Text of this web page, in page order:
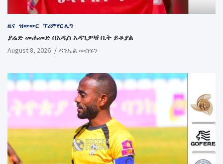
ዜና ዝውውር ፕሪምየር ሊግ
ያሬድ መሐመድ በአዲስ አዳጊዎቹ ቤት ይቆያል
August 8, 2026 ዳንኤል መስፍን